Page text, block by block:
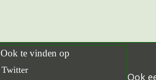
Ook te vinden op
Twitter
Ook